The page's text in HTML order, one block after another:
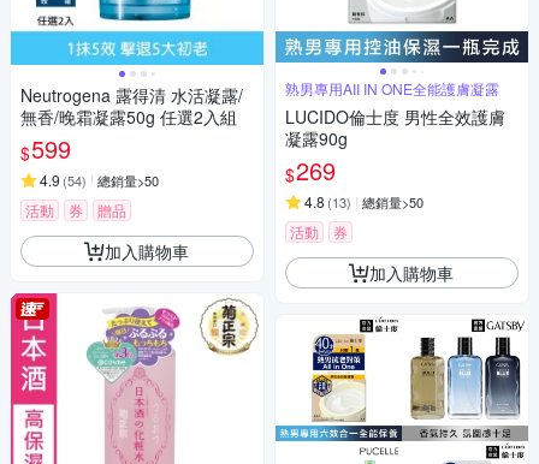
Neutrogena 露得清 水活凝露/
無香/晚霜凝露50g 任選2入組
$599
4.9 (54) 總銷量>50
活動 券 贈品
加入購物車
熟男專用AII IN ONE全能護膚凝露
LUCIDO倫士度 男性全效護膚
凝露90g
$269
4.8 (13) 總銷量>50
活動 券
加入購物車